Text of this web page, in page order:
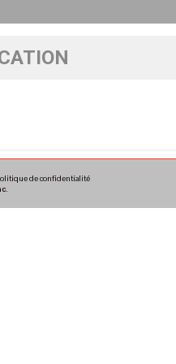
de confidentialité